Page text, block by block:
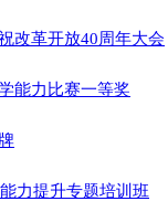
改革开放40周年大会
能力比赛一等奖
力提升专题培训班